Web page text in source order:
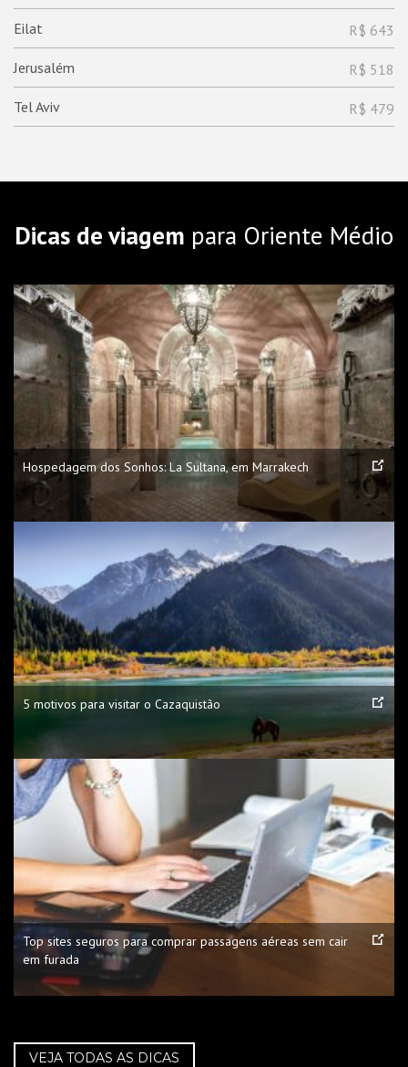
R$ 643
Eilat
R$ 518
Jerusalém
R$ 479
Tel Aviv
Dicas de viagem para Oriente Médio
Hospedagem dos Sonhos: La Sultana, em Marrakech
5 motivos para visitar o Cazaquistão
Top sites seguros para comprar passagens aéreas sem cair
em furada
VEJA TODAS AS DICAS